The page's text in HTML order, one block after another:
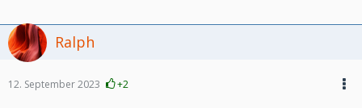
Ralph
12. September 2023 +2